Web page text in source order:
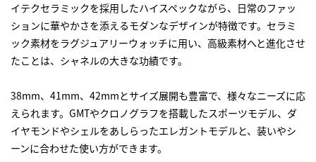
イテクセラミックを採用したハイスペックながら、日常のファッ
ションに華やかさを添えるモダンなデザインが特徴です。セラミ
ック素材をラグジュアリーウォッチに用い、高級素材へと進化させ
たことは、シャネルの大きな功績です。
38mm、41mm、42mmとサイズ展開も豊富で、様々なニーズに応
えられます。GMTやクロノグラフを搭載したスポーツモデル、ダ
イヤモンドやシェルをあしらったエレガントモデルと、装いやシ
ーンに合わせた使い方ができます。